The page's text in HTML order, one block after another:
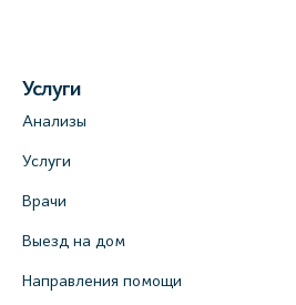
Услуги
Анализы
Услуги
Врачи
Выезд на дом
Направления помощи